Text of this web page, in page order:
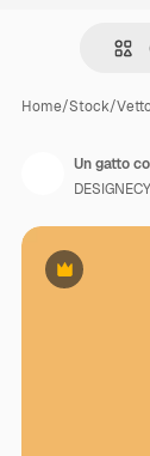
Home/Stock/
Premium
Un gatto
DESIGNECY